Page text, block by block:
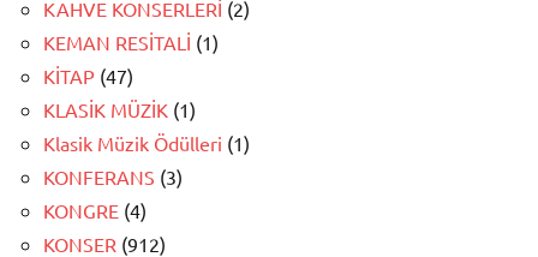
KAHVE KONSERLERİ (2)
KEMAN RESİTALİ (1)
KİTAP (47)
KLASİK MÜZİK (1)
Klasik Müzik Ödülleri (1)
KONFERANS (3)
KONGRE (4)
KONSER (912)